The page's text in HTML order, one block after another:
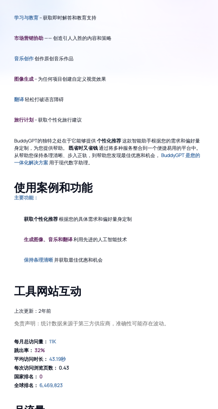
学习与教育– 获取即时解答和教育支持
市场营销协助—— 创造引人入胜的内容和策略
音乐创作创作原创音乐作品
图像生成– 为任何项目创建自定义视觉效果
翻译轻松打破语言障碍
旅行计划– 获取个性化旅行建议
BuddyGPT的独特之处在于它能够提供个性化推荐这款智能助手根据您的需求和偏好量
身定制，为您提供帮助。 既省时又省钱通过将多种服务整合到一个便捷易用的平台中。
从帮助您保持条理清晰、步入正轨，到帮助您发现最佳优惠和机会， BuddyGPT 是您的
一体化解决方案用于现代数字助理。
使用案例和功能
主要功能：
获取个性化推荐根据您的具体需求和偏好量身定制
生成图像、音乐和翻译利用先进的人工智能技术
保持条理清晰并获取最佳优惠和机会
工具网站互动
上次更新：2年前
免责声明：统计数据来源于第三方供应商，准确性可能存在波动。
每月总访问量： 11K
跳出率： 32%
平均访问时长： 43.19秒
每次访问浏览页数： 0.43
国家排名： 0
全球排名： 6,469,823